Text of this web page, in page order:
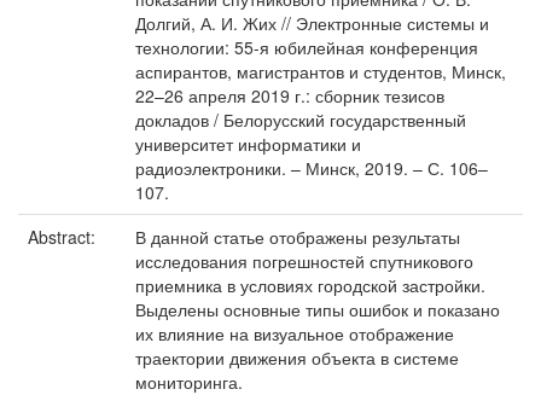
Долгий, А. И. Жих // Электронные системы и
технологии: 55-я юбилейная конференция
аспирантов, магистрантов и студентов, Минск,
22–26 апреля 2019 г.: сборник тезисов
докладов / Белорусский государственный
университет информатики и
радиоэлектроники. – Минск, 2019. – С. 106–
107.
Abstract:
В данной статье отображены результаты
исследования погрешностей спутникового
приемника в условиях городской застройки.
Выделены основные типы ошибок и показано
их влияние на визуальное отображение
траектории движения объекта в системе
мониторинга.